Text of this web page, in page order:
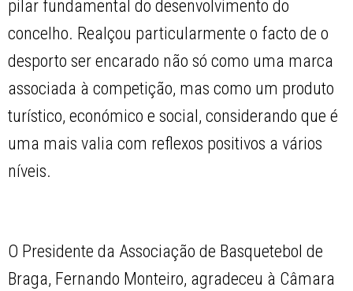
pilar fundamental do desenvolvimento do
concelho. Realçou particularmente o facto de o
desporto ser encarado não só como uma marca
associada à competição, mas como um produto
turístico, económico e social, considerando que é
uma mais valia com reflexos positivos a vários
níveis.
O Presidente da Associação de Basquetebol de
Braga, Fernando Monteiro, agradeceu à Câmara